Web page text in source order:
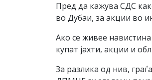
Пред да кажува СДС
во Дубаи, за акции во
Ако се живее
купат јахти, акции и
За разлика од нив,